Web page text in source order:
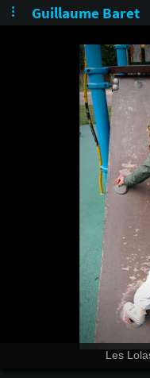
Guillaume Baret
Les